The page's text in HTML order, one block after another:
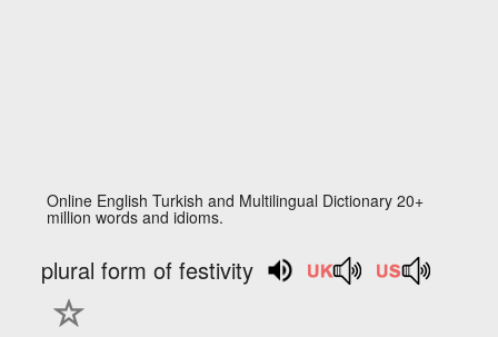
Online English Turkish and Multilingual Dictionary 20+
million words and idioms.
plural form of festivity